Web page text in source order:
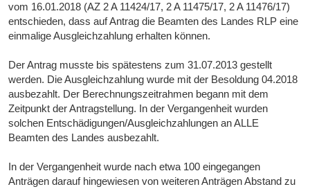
vom 16.01.2018 (AZ 2 A 11424/17, 2 A 11475/17, 2 A 11476/17)
entschieden, dass auf Antrag die Beamten des Landes RLP eine
einmalige Ausgleichzahlung erhalten können.
Der Antrag musste bis spätestens zum 31.07.2013 gestellt
werden. Die Ausgleichzahlung wurde mit der Besoldung 04.2018
ausbezahlt. Der Berechnungszeitrahmen begann mit dem
Zeitpunkt der Antragstellung. In der Vergangenheit wurden
solchen Entschädigungen/Ausgleichzahlungen an ALLE
Beamten des Landes ausbezahlt.
In der Vergangenheit wurde nach etwa 100 eingegangen
Anträgen darauf hingewiesen von weiteren Anträgen Abstand zu